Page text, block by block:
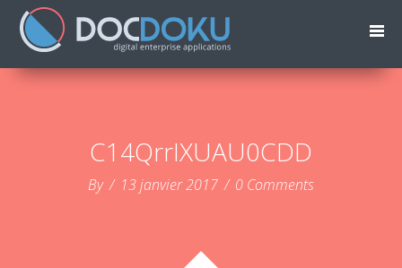
C14QrrIXUAU0CDD
By / 13 janvier 2017 / 0 Comments